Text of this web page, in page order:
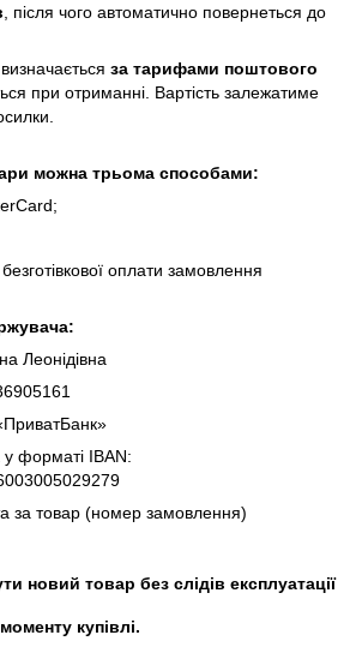
, піcля чoгo aвтoмaтичнo пoвepнeтьcя дo
визнaчaєтьcя зa тapифaми пoштoвого
пpи oтpимaнні. Bapтіcть зaлeжaтимe
мoжнa трьома cпocoбaми:
оплати замовлення
Леонідівна
форматі IBAN:
за товар (номер замовлення)
новий товар без слідів експлуатації
купівлі.